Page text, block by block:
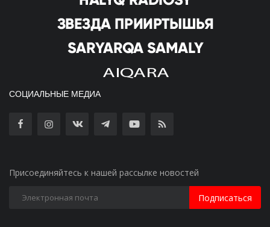
СОЦИАЛЬНЫЕ МЕДИА
Присоединяйтесь к нашей рассылке новостей
Подписаться